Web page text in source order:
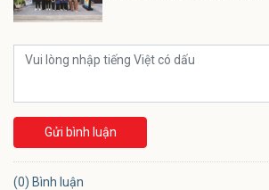
Gửi bình luận
(0) Bình luận